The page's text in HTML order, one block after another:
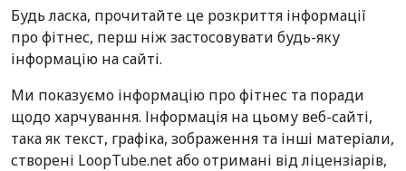
Будь ласка, прочитайте це розкриття інформації
про фітнес, перш ніж застосовувати будь-яку
інформацію на сайті.
Ми показуємо інформацію про фітнес та поради
щодо харчування. Інформація на цьому веб-сайті,
така як текст, графіка, зображення та інші матеріали,
створені LoopTube.net або отримані від ліцензіарів,